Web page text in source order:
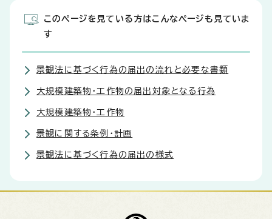
このページを見ている方はこんなページも見ていま
す
景観法に基づく行為の届出の流れと必要な書類
大規模建築物・工作物の届出対象となる行為
大規模建築物・工作物
景観に関する条例・計画
景観法に基づく行為の届出の様式